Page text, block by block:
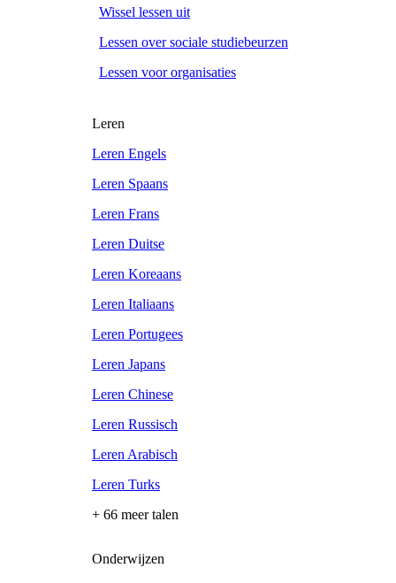
Wissel lessen uit
Lessen over sociale studiebeurzen
Lessen voor organisaties
Leren
Leren Engels
Leren Spaans
Leren Frans
Leren Duitse
Leren Koreaans
Leren Italiaans
Leren Portugees
Leren Japans
Leren Chinese
Leren Russisch
Leren Arabisch
Leren Turks
+ 66 meer talen
Onderwijzen